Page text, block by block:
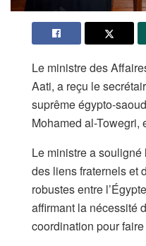
Le ministre des
Aati, a reçu le
suprême égypto-
Mohamed al-Towegri,
Le ministre a souligné
des liens fraternels et
robustes entre
affirmant la nécessité
coordination pour